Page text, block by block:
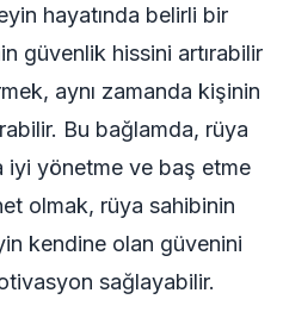
hayatında belirli bir
güvenlik hissini artırabilir
aynı zamanda kişinin
Bu bağlamda, rüya
iyi yönetme ve baş etme
olmak, rüya sahibinin
kendine olan güvenini
sağlayabilir.